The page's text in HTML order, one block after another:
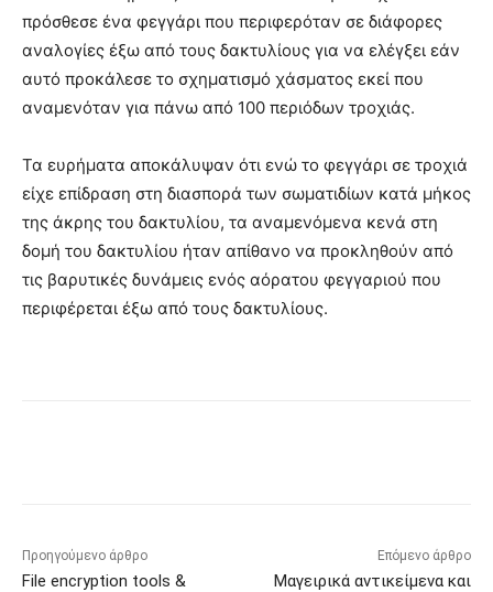
πρόσθεσε ένα φεγγάρι που περιφερόταν σε διάφορες
αναλογίες έξω από τους δακτυλίους για να ελέγξει εάν
αυτό προκάλεσε το σχηματισμό χάσματος εκεί που
αναμενόταν για πάνω από 100 περιόδων τροχιάς.
Τα ευρήματα αποκάλυψαν ότι ενώ το φεγγάρι σε τροχιά
είχε επίδραση στη διασπορά των σωματιδίων κατά μήκος
της άκρης του δακτυλίου, τα αναμενόμενα κενά στη
δομή του δακτυλίου ήταν απίθανο να προκληθούν από
τις βαρυτικές δυνάμεις ενός αόρατου φεγγαριού που
περιφέρεται έξω από τους δακτυλίους.
Προηγούμενο άρθρο
File encryption tools &
Επόμενο άρθρο
Μαγειρικά αντικείμενα και